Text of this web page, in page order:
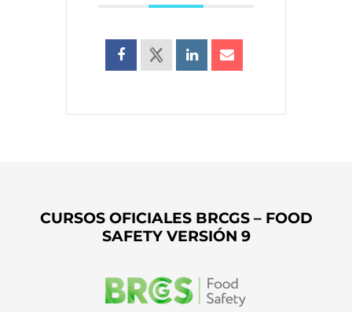
CURSOS OFICIALES BRCGS – FOOD
SAFETY VERSIÓN 9